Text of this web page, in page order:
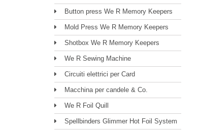
Button press We R Memory Keepers
Mold Press We R Memory Keepers
Shotbox We R Memory Keepers
We R Sewing Machine
Circuiti elettrici per Card
Macchina per candele & Co.
We R Foil Quill
Spellbinders Glimmer Hot Foil System